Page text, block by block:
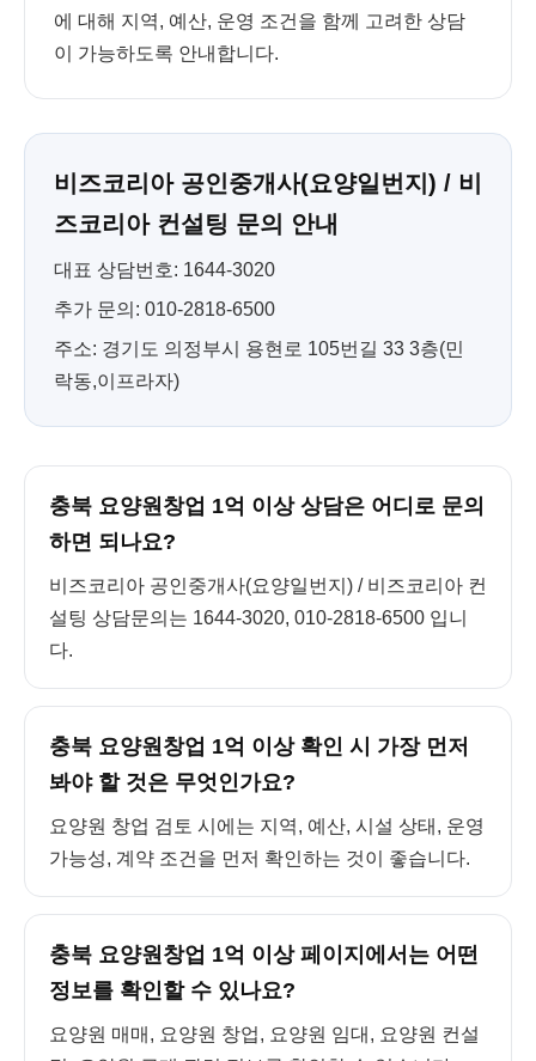
에 대해 지역, 예산, 운영 조건을 함께 고려한 상담
이 가능하도록 안내합니다.
비즈코리아 공인중개사(요양일번지) / 비
즈코리아 컨설팅 문의 안내
대표 상담번호: 1644-3020
추가 문의: 010-2818-6500
주소: 경기도 의정부시 용현로 105번길 33 3층(민
락동,이프라자)
충북 요양원창업 1억 이상 상담은 어디로 문의
하면 되나요?
비즈코리아 공인중개사(요양일번지) / 비즈코리아 컨
설팅 상담문의는 1644-3020, 010-2818-6500 입니
다.
충북 요양원창업 1억 이상 확인 시 가장 먼저
봐야 할 것은 무엇인가요?
요양원 창업 검토 시에는 지역, 예산, 시설 상태, 운영
가능성, 계약 조건을 먼저 확인하는 것이 좋습니다.
충북 요양원창업 1억 이상 페이지에서는 어떤
정보를 확인할 수 있나요?
요양원 매매, 요양원 창업, 요양원 임대, 요양원 컨설